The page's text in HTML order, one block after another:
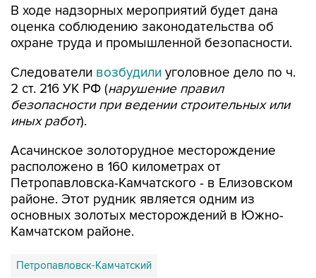
В ходе надзорных мероприятий будет дана
оценка соблюдению законодательства об
охране труда и промышленной безопасности.
Следователи возбудили уголовное дело по ч.
2 ст. 216 УК РФ (нарушение правил
безопасности при ведении строительных или
иных работ).
Асачинское золоторудное месторождение
расположено в 160 километрах от
Петропавловска-Камчатского - в Елизовском
районе. Этот рудник является одним из
основных золотых месторождений в Южно-
Камчатском районе.
Петропавловск-Камчатский